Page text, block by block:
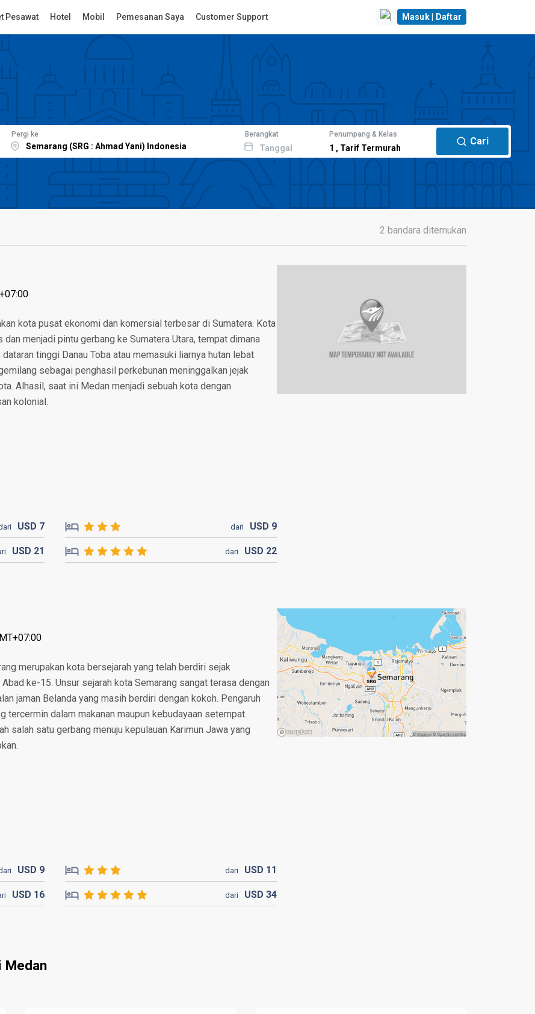
Pesawat Hotel Mobil Pemesanan Saya Customer Support Masuk | Daftar
Pergi ke Berangkat
Tanggal
Penumpang & Kelas
1 , Tarif Termurah
Cari
2 bandara ditemukan
kota pusat ekonomi dan komersial terbesar di Sumatera. Kota
menjadi pintu gerbang ke Sumatera Utara, tempat dimana
tinggi Danau Toba atau memasuki liarnya hutan lebat
sebagai penghasil perkebunan meninggalkan jejak
Alhasil, saat ini Medan menjadi sebuah kota dengan
kolonial.
USD 7 dari USD 9
USD 21 dari USD 22
merupakan kota bersejarah yang telah berdiri sejak
ke-15. Unsur sejarah kota Semarang sangat terasa dengan
jaman Belanda yang masih berdiri dengan kokoh. Pengaruh
tercermin dalam makanan maupun kebudayaan setempat.
salah satu gerbang menuju kepulauan Karimun Jawa yang
USD 9 dari USD 11
USD 16 dari USD 34
Medan